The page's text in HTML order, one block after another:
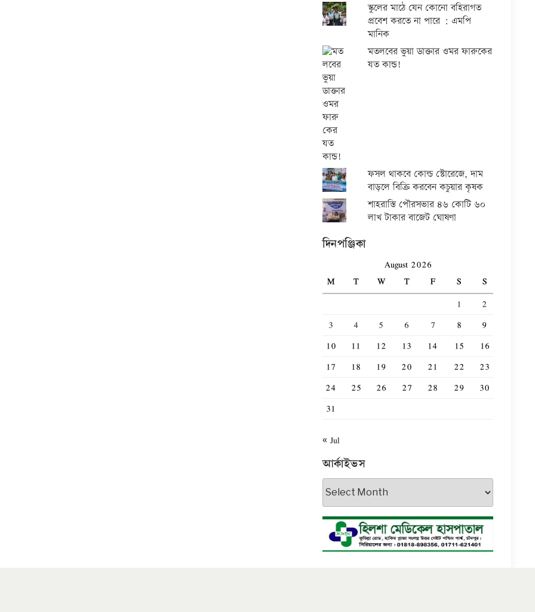
স্কুলের মাঠে যেন কোনো বহিরাগত
প্রবেশ করতে না পারে : এমপি
মানিক
মতলবের ভুয়া ডাক্তার ওমর ফারুকের
যত কান্ড!
ফসল থাকবে কোল্ড স্টোরেজে, দাম
বাড়লে বিক্রি করবেন কচুয়ার কৃষক
শাহরাস্তি পৌরসভার ৪৬ কোটি ৬০
লাখ টাকার বাজেট ঘোষণা
দিনপঞ্জিকা
August 2026
M
T W T F S
S
1
2
3
4 5 6 7 8
9
10
11 12 13 14 15
16
17
18 19 20 21 22
23
24
25 26 27 28 29
30
31
« Jul
আর্কাইভস
আর্কাইভস